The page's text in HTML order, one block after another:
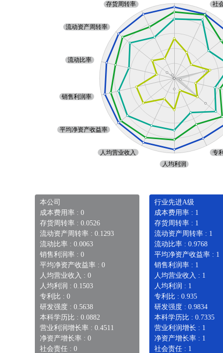
本公司
成本费用率 : 0
存货周转率 : 0.0526
流动资产周转率 : 0.1293
流动比率 : 0.0063
销售利润率 : 0
平均净资产收益率 : 0
人均营业收入 : 0
人均利润 : 0.1503
专利比 : 0
研发强度 : 0.5638
本科学历比 : 0.0882
营业利润增长率 : 0.4511
净资产增长率 : 0
社会责任 : 0
行业先进A级
成本费用率 : 1
存货周转率 : 1
流动资产周转率 : 1
流动比率 : 0.9768
平均净资产收益率 : 1
销售利润率 : 1
人均营业收入 : 1
人均利润 : 1
专利比 : 0.935
研发强度 : 0.9834
本科学历比 : 0.7335
营业利润增长 : 1
净资产增长率 : 1
社会责任 : 1